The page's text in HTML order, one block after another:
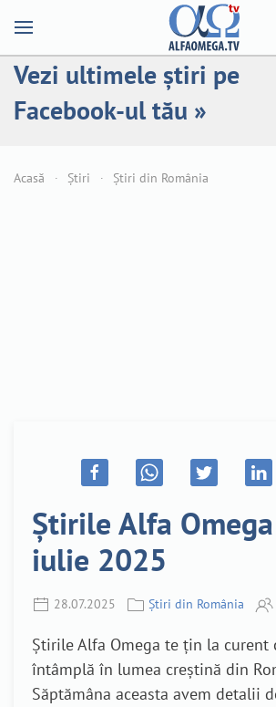
Vezi ultimele știri pe
Facebook-ul tău »
Acasă Știri Știri din România
Știrile Alfa
iulie 2025
28.07.2025 Știri din România
Știrile Alfa Omega te țin la curent
întâmplă în lumea creștină din
Săptămâna aceasta avem detalii